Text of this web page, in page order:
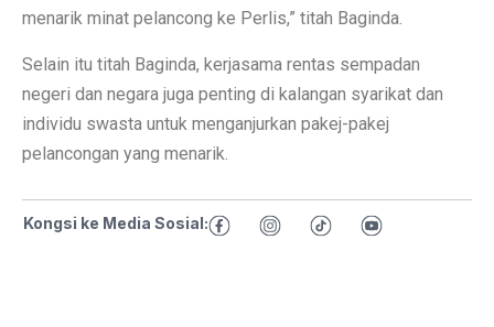
menarik minat pelancong ke Perlis,” titah Baginda.
Selain itu titah Baginda, kerjasama rentas sempadan
negeri dan negara juga penting di kalangan syarikat dan
individu swasta untuk menganjurkan pakej-pakej
pelancongan yang menarik.
Kongsi ke Media Sosial: